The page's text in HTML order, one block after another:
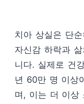
치아 상실은 단
자신감 하락과
니다. 실제로 건
년 60만 명 이상
며, 이는 더 이상